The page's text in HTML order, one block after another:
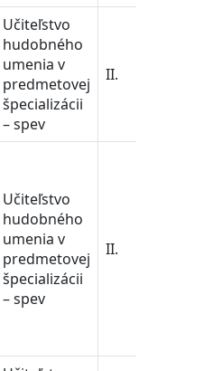
Učiteľstvo
hudobného
umenia v
predmetovej
špecializácii
– spev
II.
Učiteľstvo
hudobného
umenia v
predmetovej
špecializácii
– spev
II.